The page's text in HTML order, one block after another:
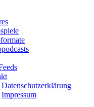
Datenschutzerklärung
Impressum